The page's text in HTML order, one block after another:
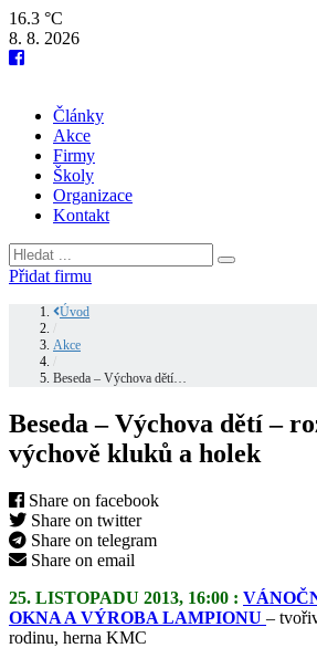
16.3 °C
8. 8. 2026
Články
Akce
Firmy
Školy
Organizace
Kontakt
Přidat firmu
Úvod
Akce
Beseda – Výchova dětí…
Beseda – Výchova dětí –
výchově kluků a holek
Share on facebook
Share on twitter
Share on telegram
Share on email
25. LISTOPADU 2013, 16:00 :
OKNA A VÝROBA LAMPIONU –
rodinu, herna KMC